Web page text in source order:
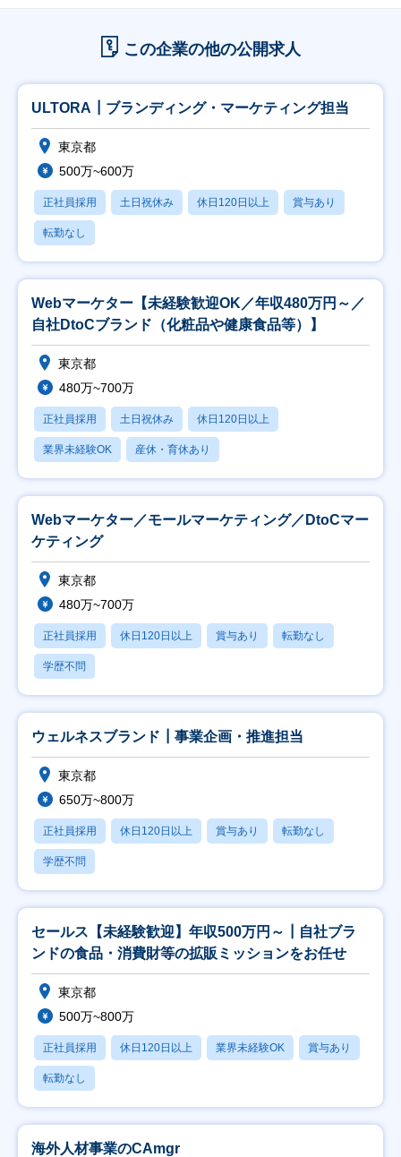
この企業の他の公開求人
ULTORA┃ブランディング・マーケティング担当
東京都
500万~600万
正社員採用 土日祝休み 休日120日以上 賞与あり
転勤なし
Webマーケター【未経験歓迎OK／年収480万円～／
自社DtoCブランド（化粧品や健康食品等）】
東京都
480万~700万
正社員採用 土日祝休み 休日120日以上
業界未経験OK 産休・育休あり
Webマーケター／モールマーケティング／DtoCマー
ケティング
東京都
480万~700万
正社員採用 休日120日以上 賞与あり 転勤なし
学歴不問
ウェルネスブランド┃事業企画・推進担当
東京都
650万~800万
正社員採用 休日120日以上 賞与あり 転勤なし
学歴不問
セールス【未経験歓迎】年収500万円～┃自社ブラ
ンドの食品・消費財等の拡販ミッションをお任せ
東京都
500万~800万
正社員採用 休日120日以上 業界未経験OK 賞与あり
転勤なし
海外人材事業のCAmgr